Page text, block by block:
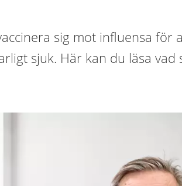
sig mot influensa för
sjuk. Här kan du läsa vad